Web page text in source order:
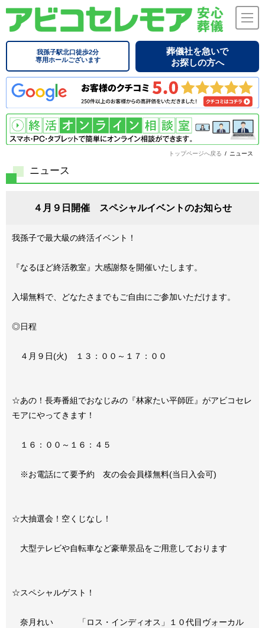
我孫子駅北口徒歩2分
専用ホールございます
葬儀社を急いで
お探しの方へ
トップページへ戻る / ニュース
ニュース
４月９日開催 スペシャルイベントのお知らせ
我孫子で最大級の終活イベント！
『なるほど終活教室』大感謝祭を開催いたします。
入場無料で、どなたさまでもご自由にご参加いただけます。
◎日程
４月９日(火) １３：００～１７：００
☆あの！長寿番組でおなじみの『林家たい平師匠』がアビコセレ
モアにやってきます！
１６：００～１６：４５
※お電話にて要予約 友の会会員様無料(当日入会可)
☆大抽選会！空くじなし！
大型テレビや自転車など豪華景品をご用意しております
☆スペシャルゲスト！
奈月れい 「ロス・インディオス」１０代目ヴォーカル